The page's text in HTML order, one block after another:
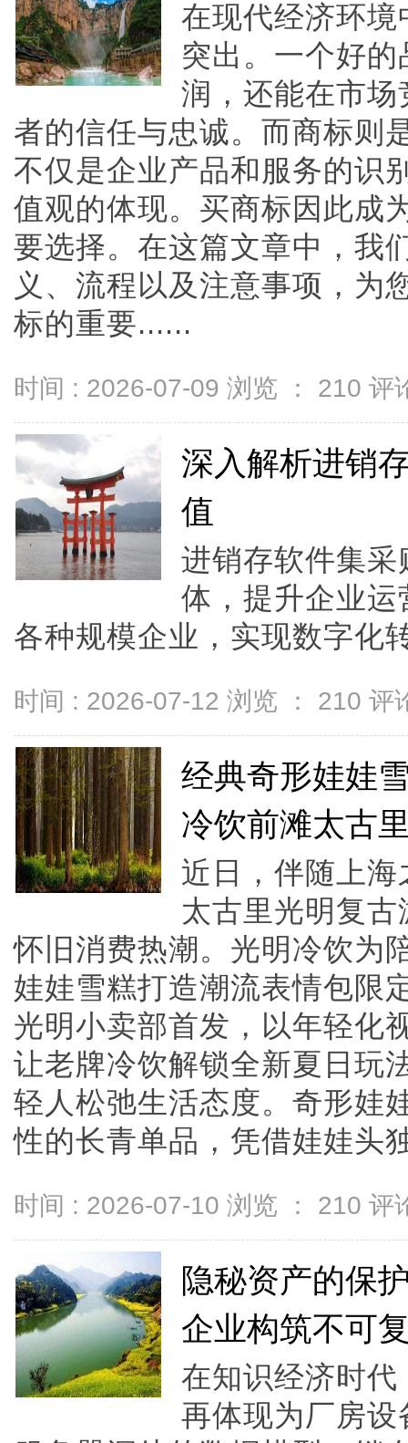
在现代经济环
突出。一个好
润，还能在市
者的信任与忠诚。而商标则
不仅是企业产品和服务的识
值观的体现。买商标因此成
要选择。在这篇文章中，我
义、流程以及注意事项，为
标的重要......
时间 : 2026-07-09 浏览 ： 210 评
深入解析进销
值
进销存软件集
体，提升企业
各种规模企业，实现数字化
时间 : 2026-07-12 浏览 ： 210 评
经典奇形娃娃
冷饮前滩太古
近日，伴随上
太古里光明复
怀旧消费热潮。光明冷饮为
娃娃雪糕打造潮流表情包限
光明小卖部首发，以年轻化
让老牌冷饮解锁全新夏日玩
轻人松弛生活态度。奇形娃
性的长青单品，凭借娃娃头
时间 : 2026-07-10 浏览 ： 210 评
隐秘资产的保
企业构筑不可
在知识经济时
再体现为厂房